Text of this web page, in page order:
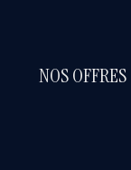
NOS OFFRES